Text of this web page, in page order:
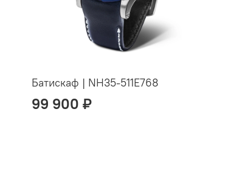
Батискаф | NH35-511E768
99 900 ₽